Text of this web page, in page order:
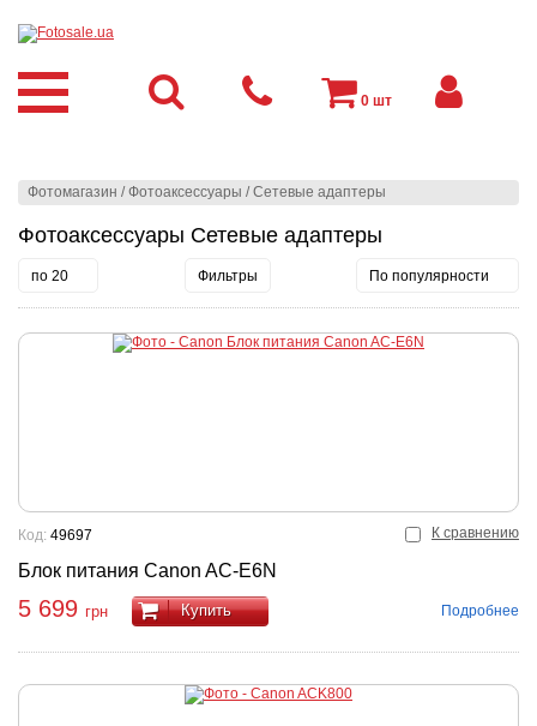
Фотомагазин /Фотоаксессуары /Сетевые адаптеры
Фотоаксессуары Сетевые адаптеры
по 20 Фильтры По популярности
К сравнению
Блок питания Canon AC-E6N
Код: 49697
5 699 грн Купить Подробнее
0 шт